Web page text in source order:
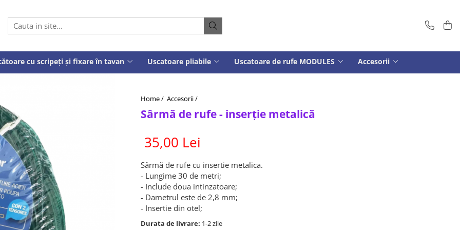
cu scripeți și fixare în tavan Uscatoare pliabile Uscatoare de rufe MODULES Accesorii
Home / Accesorii /
Sârmă de rufe - inserție metalică
35,00 Lei
Sârmă de rufe cu insertie metalica.
- Lungime 30 de metri;
- Include doua intinzatoare;
- Dametrul este de 2,8 mm;
- Insertie din otel;
Durata de livrare: 1-2 zile